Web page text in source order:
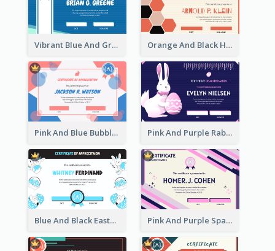
Vibrant Blue And Green Badge Certificate Orange And Black Hexagon Pattern Certificate
Pink And Blue Bubbles Shapes Certificate Pink And Purple Rabbit Cartoon Easter Certificate
Blue And Black Easter Illustration Certificate Pink And Purple Sparkles Fancy Certificate